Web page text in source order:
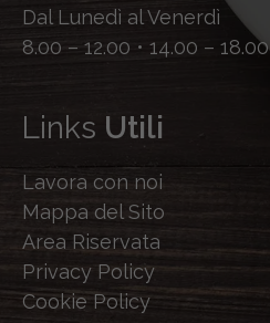
Dal Lunedì al Venerdì
8.00 – 12.00 • 14.00 – 18.00
Links Utili
Lavora con noi
Mappa del Sito
Area Riservata
Privacy Policy
Cookie Policy